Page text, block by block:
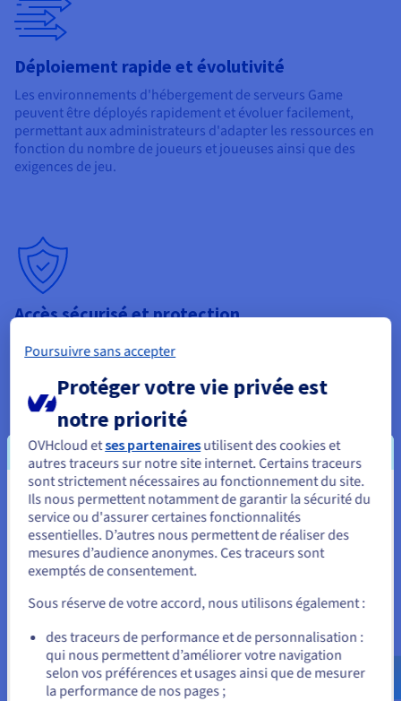
Accès sécurisé et protection
L'accès contrôlé au serveur et les mécanismes de protection
intégrés aident à sécuriser l'environnement de jeu tout en
maintenant une disponibilité ininterrompue pour les joueurs
et joueuses légitimes.
Déploiement rapide et évolutivité
Les environnements d'hébergement de serveurs Game
peuvent être déployés rapidement et évoluer facilement,
permettant aux administrateurs d'adapter les ressources en
fonction du nombre de joueurs et joueuses ainsi que des
exigences de jeu.
Pourquoi choisir l'hébergement
dédié pour 7 Days to Die ?
Serveurs de survie multijoueurs persistants
Un serveur dédié7 Days to Diesupprime les limitations de
l'hébergement local ou de pair-à-pair. Votre serveur reste
Vous semblez être localisé en États-
Unis.
Pour commander, rendez-vous sur le site de votre pays (États-
Unis) et créez un compte.
us.ovhcloud.com/bare-metal Anglais
USD -
$
Poursuivre sans accepter
Protéger votre vie privée est
notre priorité
OVHcloud etses partenairesutilisent des cookies et
autres traceurs sur notre site internet. Certains traceurs
sont strictement nécessaires au fonctionnement du site.
Ils nous permettent notamment de garantir la sécurité du
service ou d'assurer certaines fonctionnalités
essentielles. D’autres nous permettent de réaliser des
mesures d’audience anonymes. Ces traceurs sont
exemptés de consentement.
Sous réserve de votre accord, nous utilisons également :
des traceurs de performance et de personnalisation :
qui nous permettent d’améliorer votre navigation
selon vos préférences et usages ainsi que de mesurer
la performance de nos pages ;